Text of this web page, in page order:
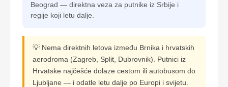
Beograd — direktna veza za putnike iz Srbije i
regije koji letu dalje.
💡 Nema direktnih letova između Brnika i hrvatskih
aerodroma (Zagreb, Split, Dubrovnik). Putnici iz
Hrvatske najčešće dolaze cestom ili autobusom do
Ljubljane — i odatle letu dalje po Europi i svijetu.